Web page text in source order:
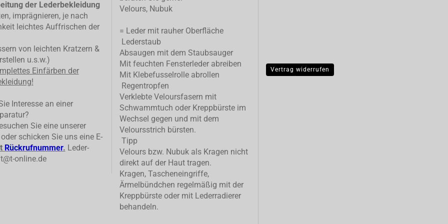
der Lederbekleidung
imprägnieren, je nach
leichtes Auffrischen der
von leichten Kratzern &
u.s.w.)
Einfärben der
Interesse an einer
Sie eine unserer
schicken Sie uns eine E-
Rückrufnummer. Leder-
online.de
Velours, Nubuk
= Leder mit rauher Oberfläche
Lederstaub
Absaugen mit dem Staubsauger
Mit feuchten Fensterleder abreiben
Mit Klebefusselrolle abrollen
Regentropfen
Verklebte Veloursfasern mit
Schwammtuch oder Kreppbürste im
Wechsel gegen und mit dem
Veloursstrich bürsten.
Tipp
Velours bzw. Nubuk als Kragen nicht
direkt auf der Haut tragen.
Kragen, Tascheneingriffe,
Ärmelbündchen regelmäßig mit der
Kreppbürste oder mit Lederradierer
behandeln.
Vertrag widerrufen